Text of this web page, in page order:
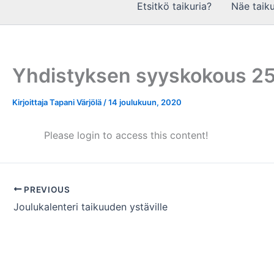
Etsitkö taikuria? Näe
Yhdistyksen syyskokous
KirjoittajaTapani Värjölä /14 joulukuun, 2020
Please login to access this content!
PREVIOUS
Joulukalenteri taikuuden ystäville